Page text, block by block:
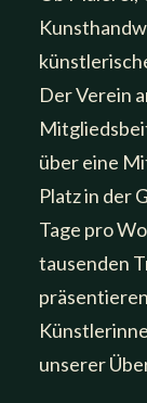
Der Verein
über eine
Platz in der
Tage pro
tausenden
unserer